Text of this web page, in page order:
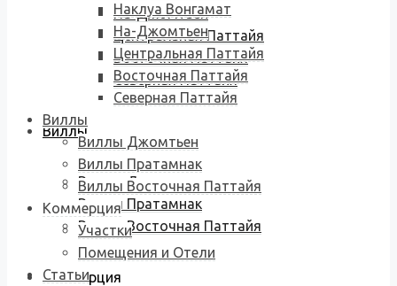
На-Джомтьен
Центральная Паттайя
Восточная Паттайя
Северная Паттайя
Виллы
Виллы Джомтьен
Виллы Пратамнак
Виллы Восточная Паттайя
Коммерция
Наклуа Вонгамат
На-Джомтьен
Центральная Паттайя
Восточная Паттайя
Северная Паттайя
Виллы
Виллы Джомтьен
Виллы Пратамнак
Виллы Восточная Паттайя
Коммерция
Участки
Помещения и Отели
Статьи